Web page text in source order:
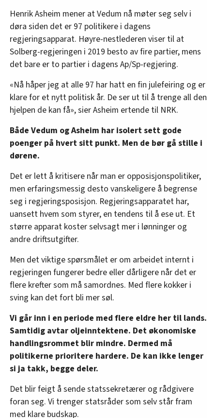
Henrik Asheim mener at Vedum nå møter seg selv i
døra siden det er 97 politikere i dagens
regjeringsapparat. Høyre-nestlederen viser til at
Solberg-regjeringen i 2019 besto av fire partier, mens
det bare er to partier i dagens Ap/Sp-regjering.
«Nå håper jeg at alle 97 har hatt en fin julefeiring og er
klare for et nytt politisk år. De ser ut til å trenge all den
hjelpen de kan få», sier Asheim ertende til NRK.
Både Vedum og Asheim har isolert sett gode
poenger på hvert sitt punkt. Men de bør gå stille i
dørene.
Det er lett å kritisere når man er opposisjonspolitiker,
men erfaringsmessig desto vanskeligere å begrense
seg i regjeringsposisjon. Regjeringsapparatet har,
uansett hvem som styrer, en tendens til å ese ut. Et
større apparat koster selvsagt mer i lønninger og
andre driftsutgifter.
Men det viktige spørsmålet er om arbeidet internt i
regjeringen fungerer bedre eller dårligere når det er
flere krefter som må samordnes. Med flere kokker i
sving kan det fort bli mer søl.
Vi går inn i en periode med flere eldre her til lands.
Samtidig avtar oljeinntektene. Det økonomiske
handlingsrommet blir mindre. Dermed må
politikerne prioritere hardere. De kan ikke lenger
si ja takk, begge deler.
Det blir feigt å sende statssekretærer og rådgivere
foran seg. Vi trenger statsråder som selv står fram
med klare budskap.